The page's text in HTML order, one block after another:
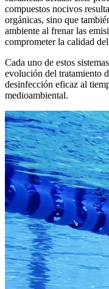
compuestos nocivos
orgánicas, sino que
ambiente al frenar las
comprometer la calidad
Cada uno de estos
evolución del tratamiento
desinfección eficaz al
medioambiental.